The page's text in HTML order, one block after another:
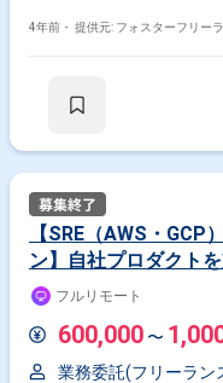
リケーションエンハンス案件の技術課題
4年前・ 提供元: フォスターフリー
【SRE（AWS・
ン】自社プロダクト
築・運用・開発SRE
フルリモート
600,000 〜
業務委託(フリーラン